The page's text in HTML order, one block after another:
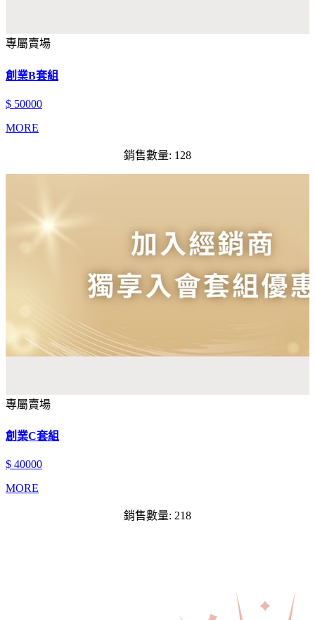
專屬賣場
創業B套組
$ 50000
MORE
銷售數量: 128
專屬賣場
創業C套組
$ 40000
MORE
銷售數量: 218